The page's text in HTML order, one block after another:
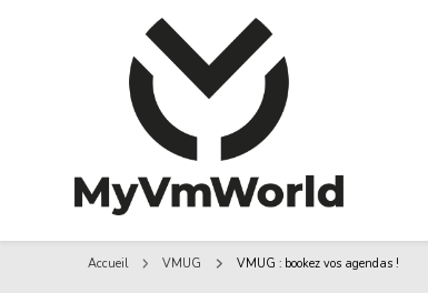
MyVMworld
MyVMworld
Accueil VMUG VMUG : bookez vos agendas !